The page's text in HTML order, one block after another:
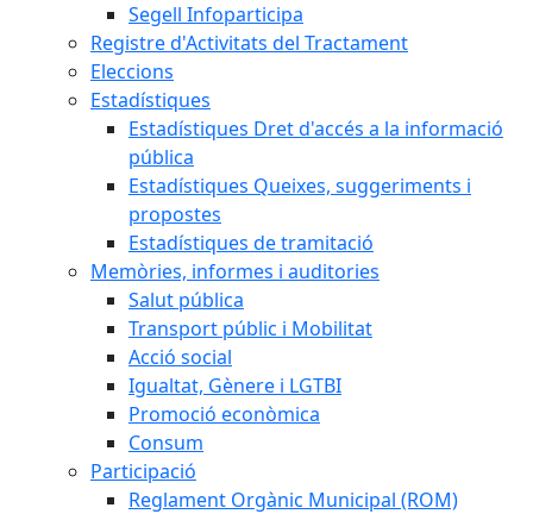
Segell Infoparticipa
Registre d'Activitats del Tractament
Eleccions
Estadístiques
Estadístiques Dret d'accés a la informació
pública
Estadístiques Queixes, suggeriments i
propostes
Estadístiques de tramitació
Memòries, informes i auditories
Salut pública
Transport públic i Mobilitat
Acció social
Igualtat, Gènere i LGTBI
Promoció econòmica
Consum
Participació
Reglament Orgànic Municipal (ROM)